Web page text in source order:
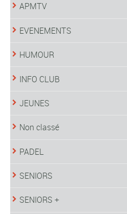
APMTV
EVENEMENTS
HUMOUR
INFO CLUB
JEUNES
Non classé
PADEL
SENIORS
SENIORS +